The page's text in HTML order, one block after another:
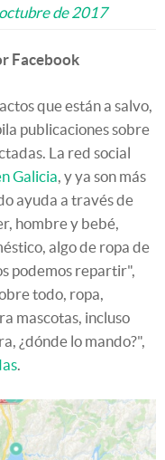
de 2017
Facebook
que están a salvo,
publicaciones sobre
La red social
Galicia , y ya son más
ayuda a través de
hombre y bebé,
algo de ropa de
podemos repartir",
todo, ropa,
mascotas, incluso
¿dónde lo mando?",